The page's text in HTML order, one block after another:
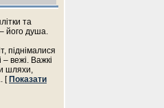
та
його душа.
піднімалися
вежі. Важкі
шляхи,
[ Показати